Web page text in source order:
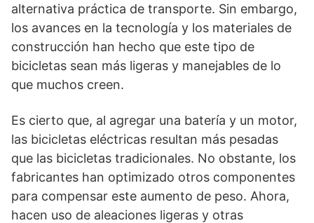
alternativa práctica de transporte. Sin embargo,
los avances en la tecnología y los materiales de
construcción han hecho que este tipo de
bicicletas sean más ligeras y manejables de lo
que muchos creen.
Es cierto que, al agregar una batería y un motor,
las bicicletas eléctricas resultan más pesadas
que las bicicletas tradicionales. No obstante, los
fabricantes han optimizado otros componentes
para compensar este aumento de peso. Ahora,
hacen uso de aleaciones ligeras y otras